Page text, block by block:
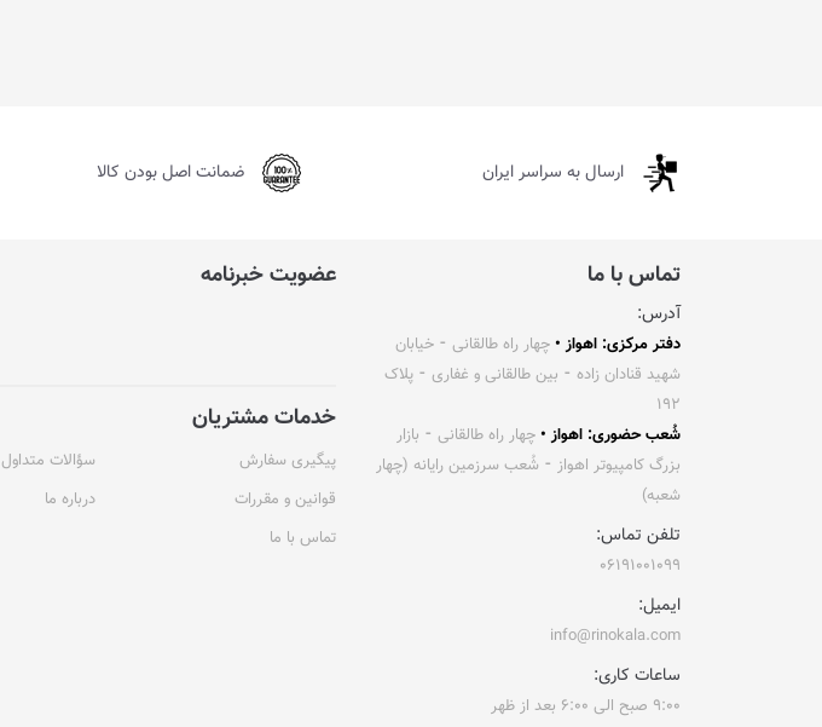
ارسال به سراسر ایران ضمانت اصل بودن کالا
تماس با ما
آدرس:
دفتر مرکزی: اهواز • چهار راه طالقانی ⁃ خیابان
شهید قنادان زاده ⁃ بین طالقانی و غفاری ⁃ پلاک
۱۹۲
شُعب حضوری: اهواز • چهار راه طالقانی ⁃ بازار
بزرگ کامپیوتر اهواز ⁃ شُعب سرزمین رایانه (چهار
شعبه)
تلفن تماس:
۰۶۱۹۱۰۰۱۰۹۹
ایمیل:
info@rinokala.com
ساعات کاری:
۹:۰۰ صبح الی ۶:۰۰ بعد از ظهر
عضویت خبرنامه
خدمات مشتریان
پیگیری سفارش
سؤالات متداول
قوانین و مقررات
درباره ما
تماس با ما